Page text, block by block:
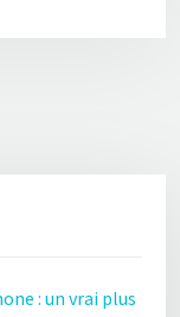
: un vrai plus